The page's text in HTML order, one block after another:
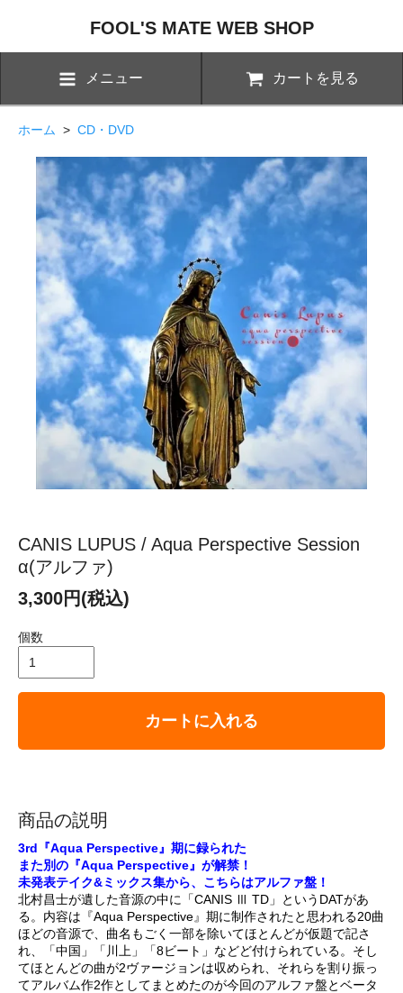
FOOL'S MATE WEB SHOP
メニュー カートを見る
ホーム > CD・DVD
CANIS LUPUS / Aqua Perspective Session
α(アルファ)
3,300円(税込)
個数
カートに入れる
商品の説明
3rd『Aqua Perspective』期に録られた
また別の『Aqua Perspective』が解禁！
未発表テイク&ミックス集から、こちらはアルファ盤！
北村昌士が遺した音源の中に「CANIS Ⅲ TD」というDATがあ
る。内容は『Aqua Perspective』期に制作されたと思われる20曲
ほどの音源で、曲名もごく一部を除いてほとんどが仮題で記さ
れ、「中国」「川上」「8ビート」などど付けられている。そし
てほとんどの曲が2ヴァージョンは収められ、それらを割り振っ
てアルバム作2作としてまとめたのが今回のアルファ盤とベータ